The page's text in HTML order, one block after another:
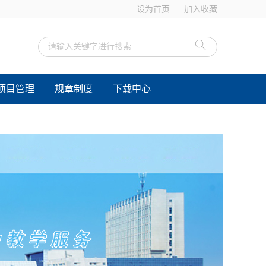
设为首页 加入收藏
目管理 规章制度 下载中心